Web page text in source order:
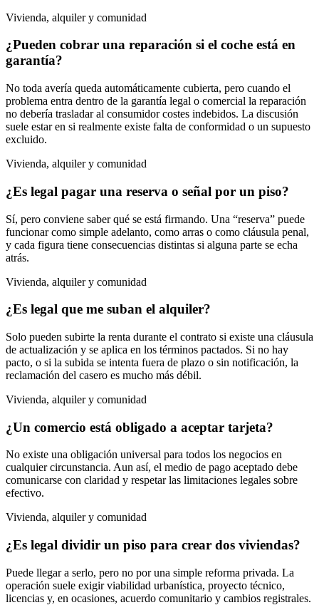
Vivienda, alquiler y comunidad
¿Pueden cobrar una reparación si el coche está en
garantía?
No toda avería queda automáticamente cubierta, pero cuando el
problema entra dentro de la garantía legal o comercial la reparación
no debería trasladar al consumidor costes indebidos. La discusión
suele estar en si realmente existe falta de conformidad o un supuesto
excluido.
Vivienda, alquiler y comunidad
¿Es legal pagar una reserva o señal por un piso?
Sí, pero conviene saber qué se está firmando. Una “reserva” puede
funcionar como simple adelanto, como arras o como cláusula penal,
y cada figura tiene consecuencias distintas si alguna parte se echa
atrás.
Vivienda, alquiler y comunidad
¿Es legal que me suban el alquiler?
Solo pueden subirte la renta durante el contrato si existe una cláusula
de actualización y se aplica en los términos pactados. Si no hay
pacto, o si la subida se intenta fuera de plazo o sin notificación, la
reclamación del casero es mucho más débil.
Vivienda, alquiler y comunidad
¿Un comercio está obligado a aceptar tarjeta?
No existe una obligación universal para todos los negocios en
cualquier circunstancia. Aun así, el medio de pago aceptado debe
comunicarse con claridad y respetar las limitaciones legales sobre
efectivo.
Vivienda, alquiler y comunidad
¿Es legal dividir un piso para crear dos viviendas?
Puede llegar a serlo, pero no por una simple reforma privada. La
operación suele exigir viabilidad urbanística, proyecto técnico,
licencias y, en ocasiones, acuerdo comunitario y cambios registrales.